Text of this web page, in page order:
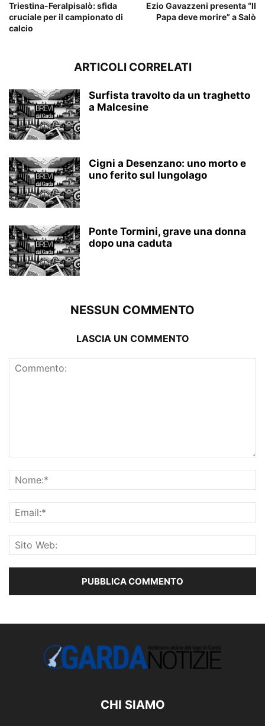
Triestina-Feralpisalò: sfida
cruciale per il campionato di
calcio
Ezio Gavazzeni presenta “Il
Papa deve morire” a Salò
ARTICOLI CORRELATI
Surfista travolto da un traghetto
a Malcesine
Cigni a Desenzano: uno morto e
uno ferito sul lungolago
Ponte Tormini, grave una donna
dopo una caduta
NESSUN COMMENTO
LASCIA UN COMMENTO
CHI SIAMO